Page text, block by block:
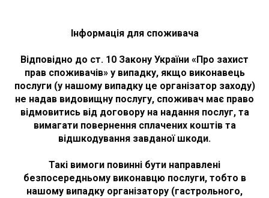
Інформація для споживача
Відповідно до ст. 10 Закону України «Про захист
прав споживачів» у випадку, якщо виконавець
послуги (у нашому випадку це організатор заходу)
не надав видовищну послугу, споживач має право
відмовитись від договору на надання послуг, та
вимагати повернення сплачених коштів та
відшкодування завданої шкоди.
Такі вимоги повинні бути направлені
безпосередньому виконавцю послуги, тобто в
нашому випадку організатору (гастрольного,